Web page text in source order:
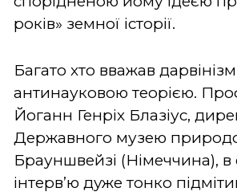
років» земної історії.
Багато хто вважав
антинауковою теорією.
Йоганн Генріх Блазіус,
Державного музею
Брауншвейзі (Німеччина), в
інтерв’ю дуже тонко